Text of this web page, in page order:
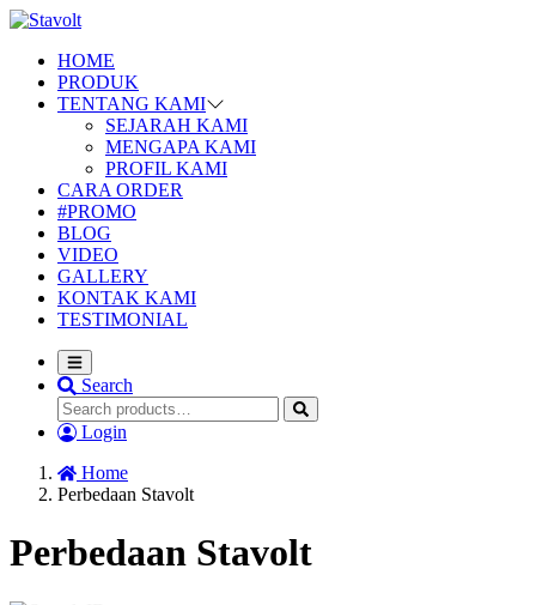
HOME
PRODUK
TENTANG KAMI
SEJARAH KAMI
MENGAPA KAMI
PROFIL KAMI
CARA ORDER
#PROMO
BLOG
VIDEO
GALLERY
KONTAK KAMI
TESTIMONIAL
Search
Login
Home
Perbedaan Stavolt
Perbedaan Stavolt